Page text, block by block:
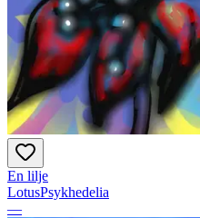
En lilje
LotusPsykhedelia
—